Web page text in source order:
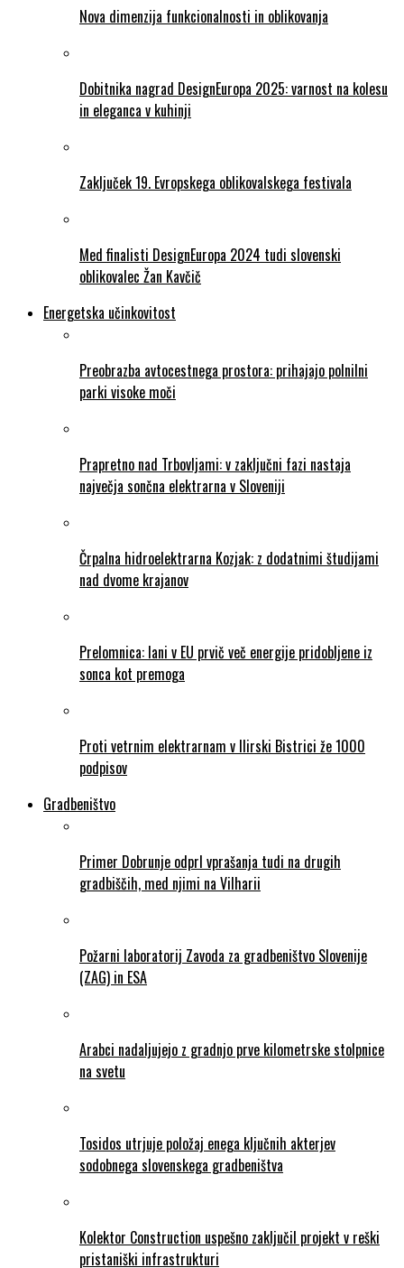
Nova dimenzija funkcionalnosti in oblikovanja
Dobitnika nagrad DesignEuropa 2025: varnost na kolesu
in eleganca v kuhinji
Zaključek 19. Evropskega oblikovalskega festivala
Med finalisti DesignEuropa 2024 tudi slovenski
oblikovalec Žan Kavčič
Energetska učinkovitost
Preobrazba avtocestnega prostora: prihajajo polnilni
parki visoke moči
Prapretno nad Trbovljami: v zaključni fazi nastaja
največja sončna elektrarna v Sloveniji
Črpalna hidroelektrarna Kozjak: z dodatnimi študijami
nad dvome krajanov
Prelomnica: lani v EU prvič več energije pridobljene iz
sonca kot premoga
Proti vetrnim elektrarnam v Ilirski Bistrici že 1000
podpisov
Gradbeništvo
Primer Dobrunje odprl vprašanja tudi na drugih
gradbiščih, med njimi na Vilharii
Požarni laboratorij Zavoda za gradbeništvo Slovenije
(ZAG) in ESA
Arabci nadaljujejo z gradnjo prve kilometrske stolpnice
na svetu
Tosidos utrjuje položaj enega ključnih akterjev
sodobnega slovenskega gradbeništva
Kolektor Construction uspešno zaključil projekt v reški
pristaniški infrastrukturi